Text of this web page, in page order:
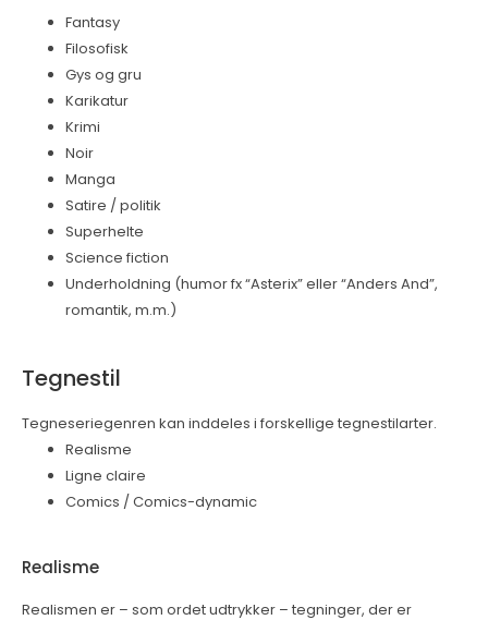
Fantasy
Filosofisk
Gys og gru
Karikatur
Krimi
Noir
Manga
Satire / politik
Superhelte
Science fiction
Underholdning (humor fx “Asterix” eller “Anders And”,
romantik, m.m.)
Tegnestil
Tegneseriegenren kan inddeles i forskellige tegnestilarter.
Realisme
Ligne claire
Comics / Comics-dynamic
Realisme
Realismen er – som ordet udtrykker – tegninger, der er